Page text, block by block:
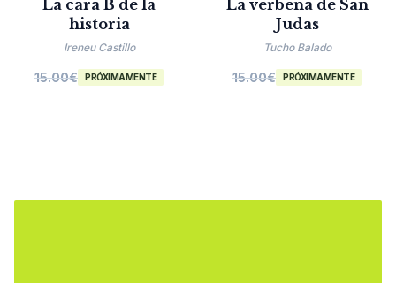
La cara B de la
historia
Ireneu Castillo
15.00€ PRÓXIMAMENTE
La verbena de San
Judas
Tucho Balado
15.00€ PRÓXIMAMENTE